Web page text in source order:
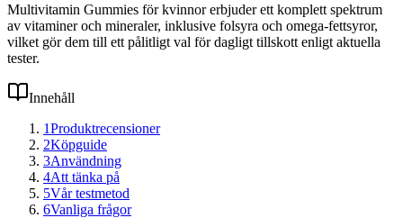
Multivitamin Gummies för kvinnor erbjuder ett komplett spektrum
av vitaminer och mineraler, inklusive folsyra och omega-fettsyror,
vilket gör dem till ett pålitligt val för dagligt tillskott enligt aktuella
tester.
Innehåll
1Produktrecensioner
2Köpguide
3Användning
4Att tänka på
5Vår testmetod
6Vanliga frågor